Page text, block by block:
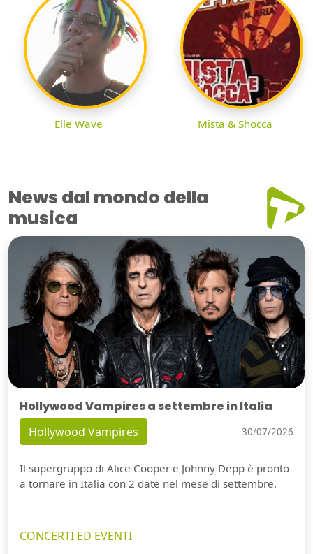
Elle Wave Mista & Shocca
News dal mondo della
musica
Hollywood Vampires a settembre in Italia
Hollywood Vampires 30/07/2026
Il supergruppo di Alice Cooper e Johnny Depp è pronto
a tornare in Italia con 2 date nel mese di settembre.
CONCERTI ED EVENTI